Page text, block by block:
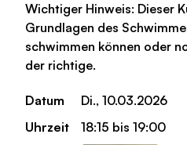
Wichtiger Hinweis: Dieser
Grundlagen des
schwimmen können oder
der richtige.
Datum
Di., 10.03.2026
Uhrzeit
18:15 bis 19:00